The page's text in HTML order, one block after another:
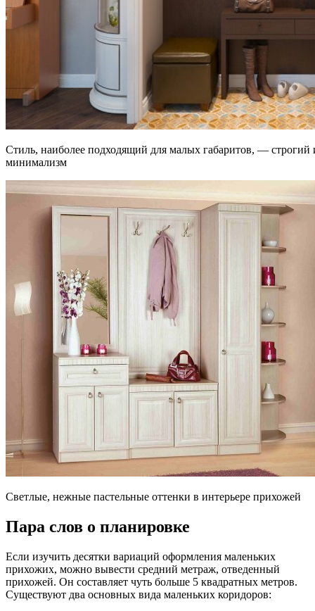
Стиль, наиболее подходящий для малых габаритов, — строгий
минимализм
Светлые, нежные пастельные оттенки в интерьере прихожей
Пара слов о планировке
Если изучить десятки вариаций оформления маленьких
прихожих, можно вывести средний метраж, отведенный
прихожей. Он составляет чуть больше 5 квадратных метров.
Существуют два основных вида маленьких коридоров: